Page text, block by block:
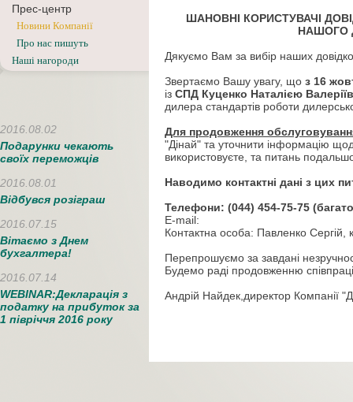
Прес-центр
Новини Компанії
Про нас пишуть
Наші нагороди
2016.08.02
Подарунки чекають
своїх переможців
2016.08.01
Відбувся розіграш
2016.07.15
Вітаємо з Днем
бухгалтера!
2016.07.14
WEBINAR:Декларація з
податку на прибуток за
1 півріччя 2016 року
ШАНОВНІ КОРИСТУВАЧІ
НАШОГО
Дякуємо Вам за вибір наших
Звертаємо Вашу увагу, що з 16
із СПД Куценко Наталією
дилера стандартів роботи
Для продовження
"Дінай" та уточнити інформацію
використовуєте, та питань
Наводимо контактні дані з цих
Телефони: (044) 454-75-75
E-mail:
Контактна особа: Павленко Сергій,
Перепрошуємо за завдані
Будемо раді продовженню
Андрій Найдек,директор Компанії